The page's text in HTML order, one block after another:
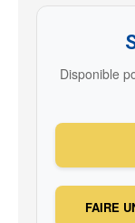
Disponible
FAIRE